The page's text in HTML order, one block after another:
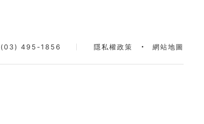
(03) 495-1856 隱私權政策 網站地圖